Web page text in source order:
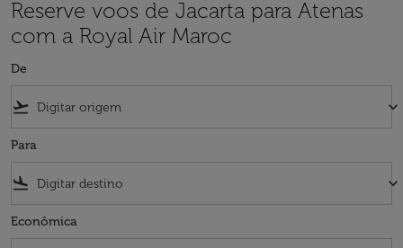
Reserve voos de Jacarta para Atenas
com a Royal Air Maroc
De
flight_takeoff keyboard_arrow_down
Para
flight_land keyboard_arrow_down
Econômica